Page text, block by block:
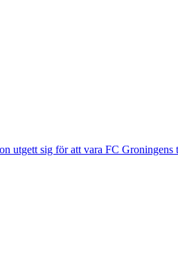
utgett sig för att vara FC